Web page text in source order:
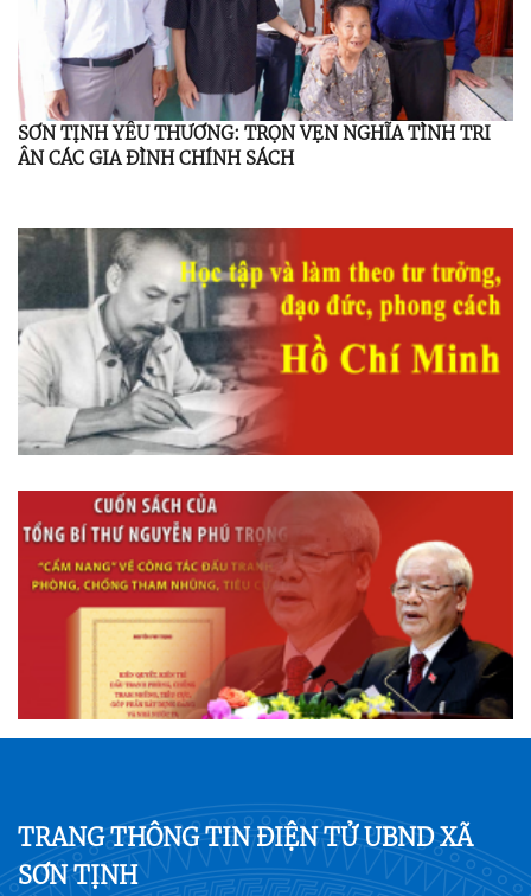
SƠN TỊNH YÊU THƯƠNG: TRỌN VẸN NGHĨA TÌNH TRI
ÂN CÁC GIA ĐÌNH CHÍNH SÁCH
TRANG THÔNG TIN ĐIỆN TỬ UBND XÃ
SƠN TỊNH